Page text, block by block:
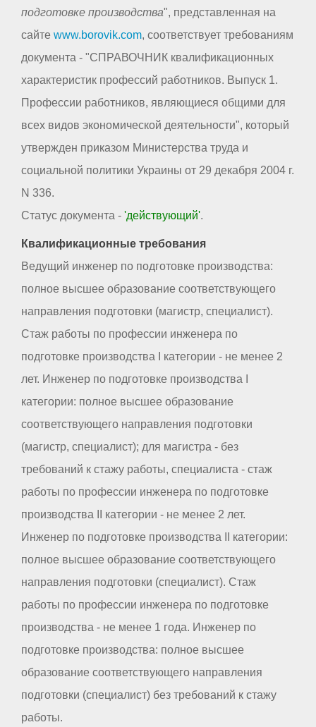
подготовке производства", представленная на
сайте www.borovik.com, соответствует требованиям
документа - "СПРАВОЧНИК квалификационных
характеристик профессий работников. Выпуск 1.
Профессии работников, являющиеся общими для
всех видов экономической деятельности", который
утвержден приказом Министерства труда и
социальной политики Украины от 29 декабря 2004 г.
N 336.
Статус документа - 'действующий'.
Квалификационные требования
Ведущий инженер по подготовке производства:
полное высшее образование соответствующего
направления подготовки (магистр, специалист).
Стаж работы по профессии инженера по
подготовке производства I категории - не менее 2
лет. Инженер по подготовке производства I
категории: полное высшее образование
соответствующего направления подготовки
(магистр, специалист); для магистра - без
требований к стажу работы, специалиста - стаж
работы по профессии инженера по подготовке
производства II категории - не менее 2 лет.
Инженер по подготовке производства II категории:
полное высшее образование соответствующего
направления подготовки (специалист). Стаж
работы по профессии инженера по подготовке
производства - не менее 1 года. Инженер по
подготовке производства: полное высшее
образование соответствующего направления
подготовки (специалист) без требований к стажу
работы.